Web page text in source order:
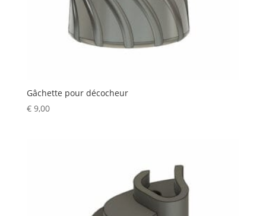
Gâchette pour décocheur
€9,00